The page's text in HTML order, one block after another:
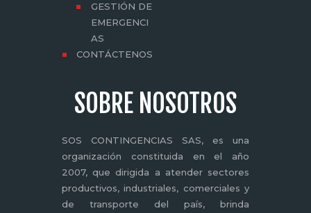
GESTIÓN DE
EMERGENCI
AS
CONTÁCTENOS
SOBRE NOSOTROS
SOS CONTINGENCIAS SAS, es una
organización constituida en el año
2007, que dirigida a atender sectores
productivos, industriales, comerciales y
de transporte del país, brinda